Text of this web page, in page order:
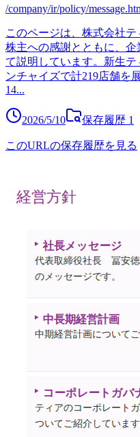
/company/ir/policy/
このページは、株式会社テ
株主への感謝とともに、
て説明しています。新生
ンチャイズで計219店舗を
14...
2026/5/10 保存履歴 1
このURLの保存履歴を見る